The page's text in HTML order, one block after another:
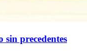
precedentes